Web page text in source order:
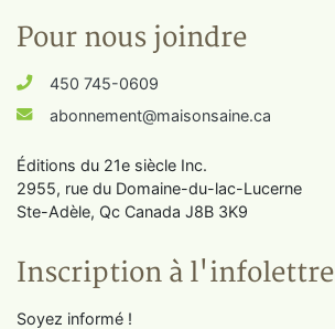
Pour nous joindre
450 745-0609
abonnement@maisonsaine.ca
Éditions du 21e siècle Inc.
2955, rue du Domaine-du-lac-Lucerne
Ste-Adèle, Qc Canada J8B 3K9
Inscription à l'infolettre
Soyez informé !